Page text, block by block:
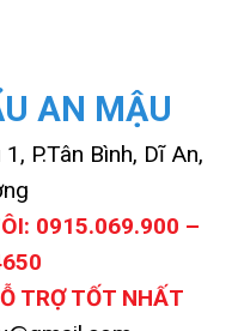
AN MẬU
P.Tân Bình, Dĩ An,
0915.069.900 –
TRỢ TỐT NHẤT